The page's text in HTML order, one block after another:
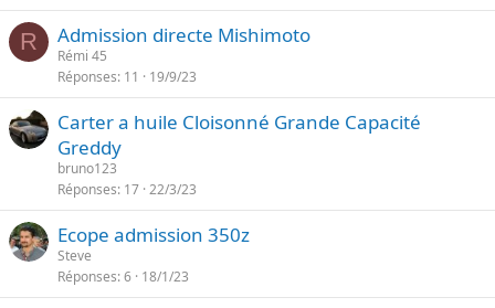
R Admission directe Mishimoto
Rémi 45
Réponses 11 19/9/23
Carter a huile Cloisonné Grande Capacité
Greddy
bruno123
Réponses 17 22/3/23
Ecope admission 350z
Steve
Réponses 6 18/1/23